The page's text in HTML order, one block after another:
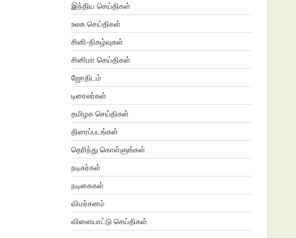
இந்திய செய்திகள்
உலக செய்திகள்
சினி-நிகழ்வுகள்
சினிமா செய்திகள்
ஜோதிடம்
டிரைலர்கள்
தமிழக செய்திகள்
திரைப்படங்கள்
தெரிந்து கொள்ளுங்கள்
நடிகர்கள்
நடிகைகள்
விமர்சனம்
விளையாட்டு செய்திகள்